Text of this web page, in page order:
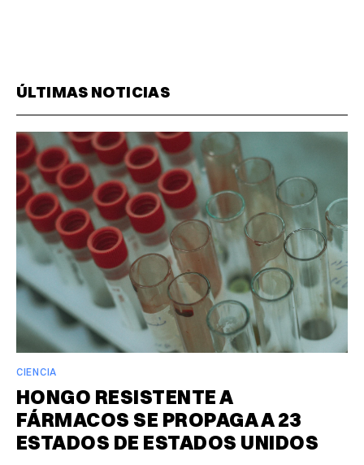
ÚLTIMAS NOTICIAS
CIENCIA
HONGO RESISTENTE A
FÁRMACOS SE PROPAGA A 23
ESTADOS DE ESTADOS UNIDOS